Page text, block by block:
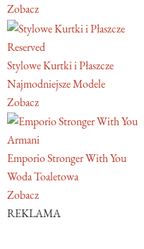
Zobacz
Reserved
Stylowe Kurtki i Płaszcze
Najmodniejsze Modele
Zobacz
Armani
Emporio Stronger With You
Woda Toaletowa
Zobacz
REKLAMA